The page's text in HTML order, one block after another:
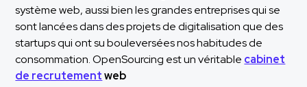
système web, aussi bien les grandes entreprises qui se
sont lancées dans des projets de digitalisation que des
startups qui ont su bouleversées nos habitudes de
consommation. OpenSourcing est un véritable cabinet
de recrutementweb